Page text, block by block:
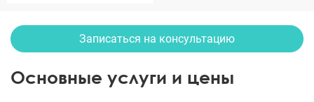
Записаться на консультацию
Основные услуги и цены